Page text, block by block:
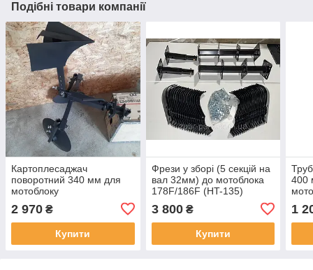
Подібні товари компанії
Картоплесаджач
поворотний 340 мм для
мотоблоку
2 970 ₴
Купити
Фрези у зборі (5 секцій на
вал 32мм) до мотоблока
178F/186F (HT-135)
3 800₴
Купити
400
1